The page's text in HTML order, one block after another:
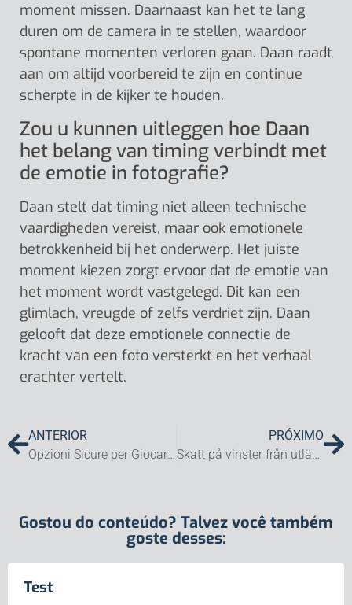
moment missen. Daarnaast kan het te lang
duren om de camera in te stellen, waardoor
spontane momenten verloren gaan. Daan raadt
aan om altijd voorbereid te zijn en continue
scherpte in de kijker te houden.
Zou u kunnen uitleggen hoe Daan
het belang van timing verbindt met
de emotie in fotografie?
Daan stelt dat timing niet alleen technische
vaardigheden vereist, maar ook emotionele
betrokkenheid bij het onderwerp. Het juiste
moment kiezen zorgt ervoor dat de emotie van
het moment wordt vastgelegd. Dit kan een
glimlach, vreugde of zelfs verdriet zijn. Daan
gelooft dat deze emotionele connectie de
kracht van een foto versterkt en het verhaal
erachter vertelt.
ANTERIOR
Opzioni Sicure per Giocare nei Casinò Alternativi Senza Licenza AAMS
PRÓXIMO
Skatt på vinster från utländska casinon för spelare i Sverige
Gostou do conteúdo? Talvez você também
goste desses:
Test